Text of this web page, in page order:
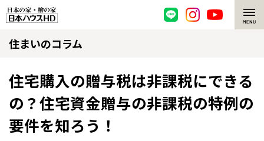
脱炭素・檜の家
環境にやさしい、脱炭素社会の住宅
檜・木造住宅
耐震構造
選ばれる理由
檜の魅力
檜の魅力 トップ
注文住宅
住まいのコラム
住宅購入の贈与税は非課税にできる
の？住宅資金贈与の非課税の特例の
要件を知ろう！